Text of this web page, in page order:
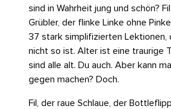
sind in Wahrheit jung und schön?
Grübler, der flinke Linke ohne
37 stark simplifizierten Lektionen,
nicht so ist. Alter ist eine traurige
sind alle alt. Du auch. Aber kann
gegen machen? Doch.
Fil, der raue Schlaue, der